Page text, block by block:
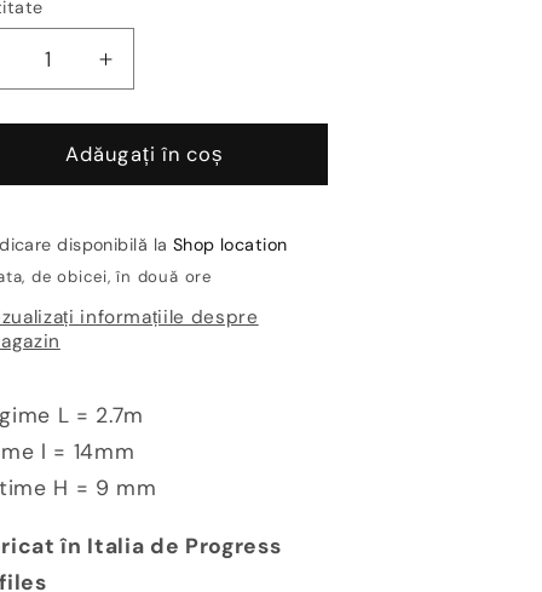
Reduceți
Procover
Creșteți
cantitatea
pentru
Profil
trecere
aluminiu
curbabil
Procover
Adăugați în coș
disponibilă la Shop location
de obicei, în două ore
informațiile despre
L = 2.7m
l = 14mm
H = 9 mm
în Italia de Progress